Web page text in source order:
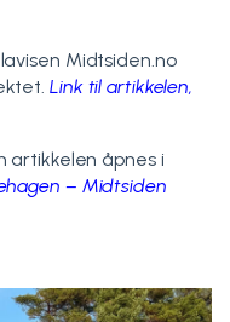
Midtsiden.no
Link til artikkelen,
artikkelen åpnes i
– Midtsiden